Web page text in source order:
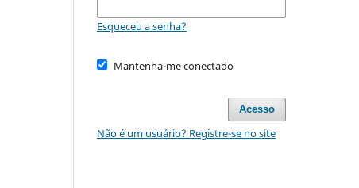
Esqueceu a senha?
Mantenha-me conectado
Acesso
Não é um usuário? Registre-se no site